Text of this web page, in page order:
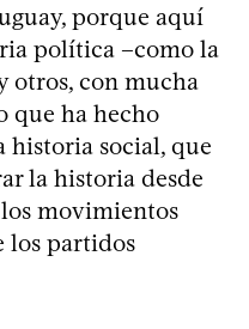
porque aquí
política –como la
otros, con mucha
que ha hecho
historia social, que
la historia desde
los movimientos
los partidos